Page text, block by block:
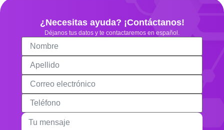
¿Necesitas ayuda? ¡Contáctanos!
Déjanos tus datos y te contactaremos en español.
Nombre
Apellido
Correo electrónico
Teléfono
Mensaje